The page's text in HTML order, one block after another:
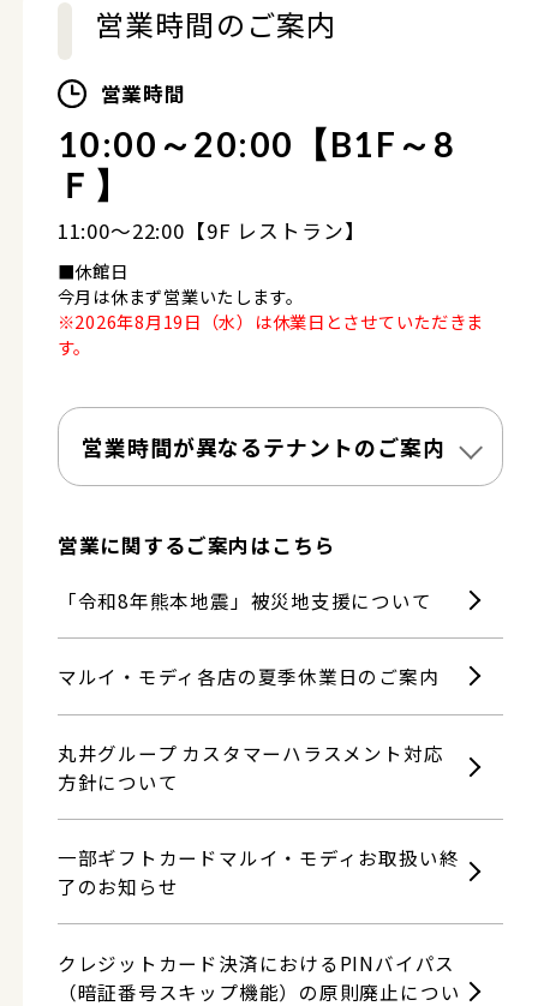
営業時間のご案内
営業時間
10:00～20:00【B1F～8
Ｆ】
11:00～22:00【9F レストラン】
■休館日
今月は休まず営業いたします。
※2026年8月19日（水）は休業日とさせていただきま
す。
営業時間が異なるテナントのご案内
営業に関するご案内はこちら
「令和8年熊本地震」被災地支援について
マルイ・モディ各店の夏季休業日のご案内
丸井グループ カスタマーハラスメント対応
方針について
一部ギフトカードマルイ・モディお取扱い終
了のお知らせ
クレジットカード決済におけるPINバイパス
（暗証番号スキップ機能）の原則廃止につい